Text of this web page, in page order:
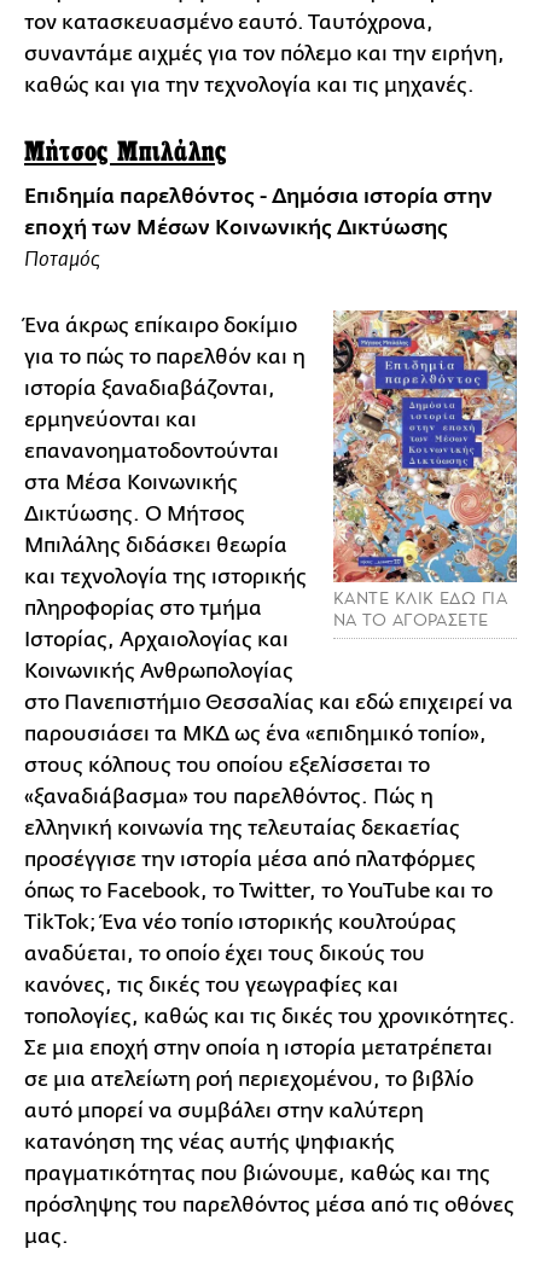
τον κατασκευασμένο εαυτό. Ταυτόχρονα,
συναντάμε αιχμές για τον πόλεμο και την ειρήνη,
καθώς και για την τεχνολογία και τις μηχανές.
Μήτσος Μπιλάλης
Επιδημία παρελθόντος - Δημόσια ιστορία στην
εποχή των Μέσων Κοινωνικής Δικτύωσης
Ποταμός
ΚΑΝΤΕ ΚΛΙΚ ΕΔΩ ΓΙΑ
ΝΑ ΤΟ ΑΓΟΡΑΣΕΤΕ
Ένα άκρως επίκαιρο δοκίμιο
για το πώς το παρελθόν και η
ιστορία ξαναδιαβάζονται,
ερμηνεύονται και
επανανοηματοδοντούνται
στα Μέσα Κοινωνικής
Δικτύωσης. Ο Μήτσος
Μπιλάλης διδάσκει θεωρία
και τεχνολογία της ιστορικής
πληροφορίας στο τμήμα
Ιστορίας, Αρχαιολογίας και
Κοινωνικής Ανθρωπολογίας
στο Πανεπιστήμιο Θεσσαλίας και εδώ επιχειρεί να
παρουσιάσει τα ΜΚΔ ως ένα «επιδημικό τοπίο»,
στους κόλπους του οποίου εξελίσσεται το
«ξαναδιάβασμα» του παρελθόντος. Πώς η
ελληνική κοινωνία της τελευταίας δεκαετίας
προσέγγισε την ιστορία μέσα από πλατφόρμες
όπως το Facebook, το Twitter, το YouTube και το
TikTok; Ένα νέο τοπίο ιστορικής κουλτούρας
αναδύεται, το οποίο έχει τους δικούς του
κανόνες, τις δικές του γεωγραφίες και
τοπολογίες, καθώς και τις δικές του χρονικότητες.
Σε μια εποχή στην οποία η ιστορία μετατρέπεται
σε μια ατελείωτη ροή περιεχομένου, το βιβλίο
αυτό μπορεί να συμβάλει στην καλύτερη
κατανόηση της νέας αυτής ψηφιακής
πραγματικότητας που βιώνουμε, καθώς και της
πρόσληψης του παρελθόντος μέσα από τις οθόνες
μας.